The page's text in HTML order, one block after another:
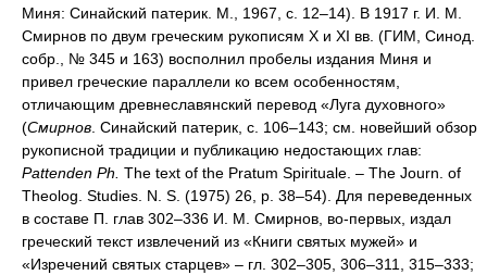
Миня: Синайский патерик. М., 1967, с. 12–14). В 1917 г. И. М.
Смирнов по двум греческим рукописям X и XI вв. (ГИМ, Синод.
собр., № 345 и 163) восполнил пробелы издания Миня и
привел греческие параллели ко всем особенностям,
отличающим древнеславянский перевод «Луга духовного»
(Смирнов . Синайский патерик, с. 106–143; см. новейший обзор
рукописной традиции и публикацию недостающих глав:
Pattenden Ph. The text of the Pratum Spirituale. – The Journ. of
Theolog. Studies. N. S. (1975) 26, p. 38–54). Для переведенных
в составе П. глав 302–336 И. М. Смирнов, во-первых, издал
греческий текст извлечений из «Книги святых мужей» и
«Изречений святых старцев» – гл. 302–305, 306–311, 315–333;